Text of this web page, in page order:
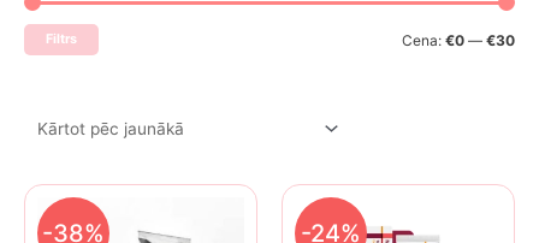
Filtrs Cena: €0 — €30
-38% -24%